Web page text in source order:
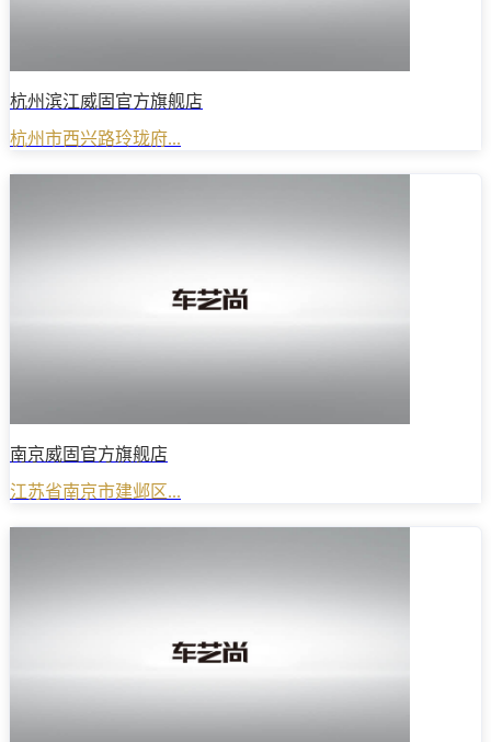
杭州滨江威固官方旗舰店
杭州市西兴路玲珑府...
南京威固官方旗舰店
江苏省南京市建邺区...